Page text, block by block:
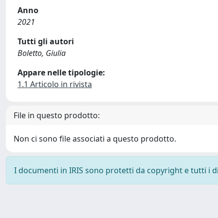
Anno
2021
Tutti gli autori
Boletto, Giulia
Appare nelle tipologie:
1.1 Articolo in rivista
File in questo prodotto:
Non ci sono file associati a questo prodotto.
I documenti in IRIS sono protetti da copyright e tutti i